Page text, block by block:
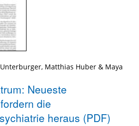
Matthias Huber & Maya
Neueste
die
heraus (PDF)